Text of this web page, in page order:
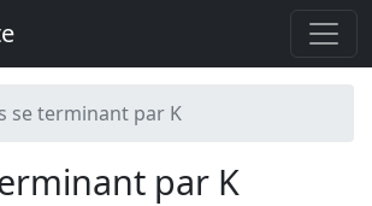
se terminant par K
par K